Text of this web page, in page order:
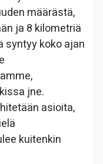
määrästä,
ja 8 kilometriä
syntyy koko ajan
jne.
asioita,
kuitenkin